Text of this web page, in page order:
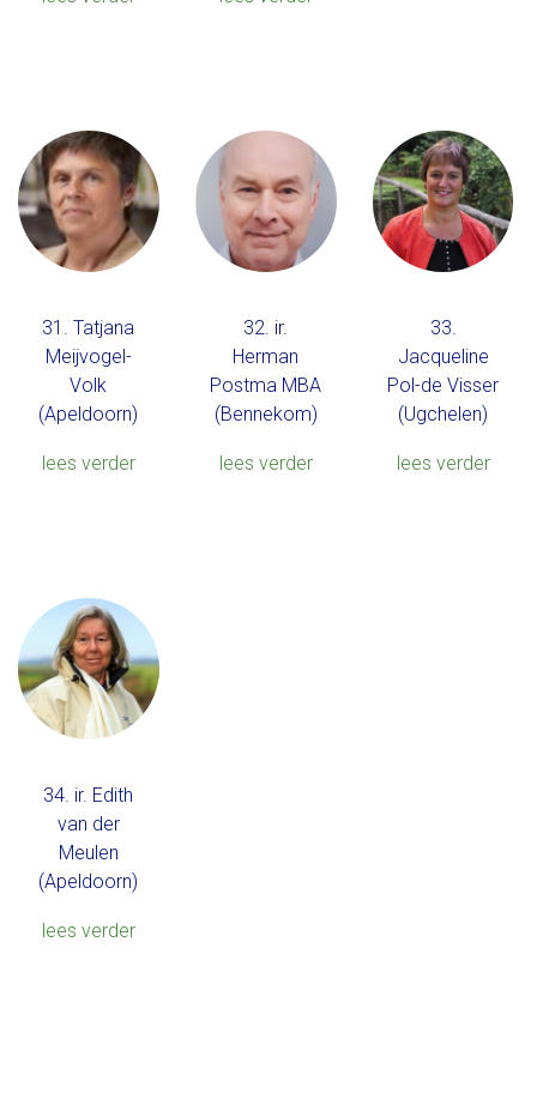
31. Tatjana
Meijvogel-
Volk
(Apeldoorn)
lees verder
32. ir.
Herman
Postma MBA
(Bennekom)
lees verder
33.
Jacqueline
Pol-de Visser
(Ugchelen)
lees verder
34. ir. Edith
van der
Meulen
(Apeldoorn)
lees verder